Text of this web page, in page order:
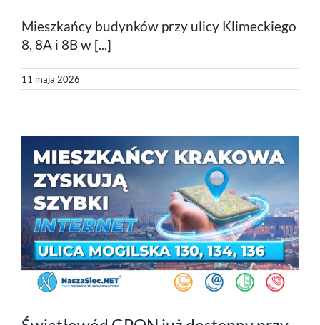
Mieszkańcy budynków przy ulicy Klimeckiego
8, 8A i 8B w [...]
11 maja 2026